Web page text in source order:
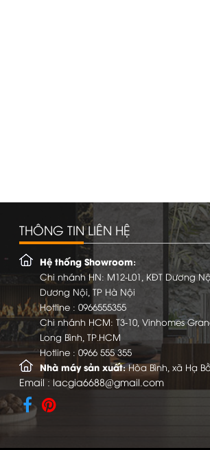
THÔNG TIN LIÊN HỆ
Hệ thống Showroom:
Chi nhánh HN: M12-L01, KĐT Dương
Dương Nội, TP Hà Nội
Hotline :0966555355
Chi nhánh HCM: T3-10, Vinhomes
Long Bình, TP.HCM
Hotline :0966 555 355
Nhà máy sản xuất:Hòa Bình, xã Hạ
Email :lacgia6688@gmail.com